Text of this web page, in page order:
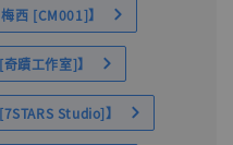
西 [CM001]】
蹟工作室]】
Studio]】